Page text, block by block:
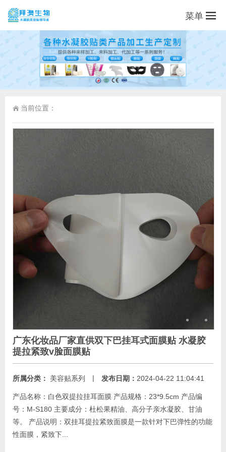
菜单
当前位置：
广东化妆品厂家直供双下巴挂耳式面膜贴 水凝胶
提拉紧致v脸面膜贴
所属分类： 美容贴系列 | 发布日期： 2024-04-22 11:04:41
产品名称：白色双提拉挂耳面膜 产品规格：23*9.5cm 产品编
号：M-S180 主要成分：杜松果精油、高分子亲水凝胶、甘油
等。 产品说明：双挂耳提拉紧致面膜是一款针对下巴弹性的功能
性面膜，紧致下...